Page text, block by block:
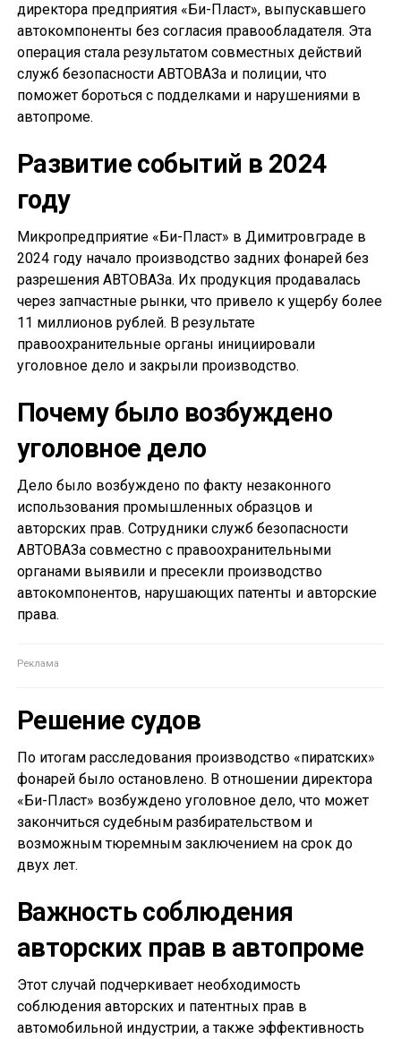
директора предприятия «Би-Пласт», выпускавшего
автокомпоненты без согласия правообладателя. Эта
операция стала результатом совместных действий
служб безопасности АВТОВАЗа и полиции, что
поможет бороться с подделками и нарушениями в
автопроме.
Развитие событий в 2024
году
Микропредприятие «Би-Пласт» в Димитровграде в
2024 году начало производство задних фонарей без
разрешения АВТОВАЗа. Их продукция продавалась
через запчастные рынки, что привело к ущербу более
11 миллионов рублей. В результате
правоохранительные органы инициировали
уголовное дело и закрыли производство.
Почему было возбуждено
уголовное дело
Дело было возбуждено по факту незаконного
использования промышленных образцов и
авторских прав. Сотрудники служб безопасности
АВТОВАЗа совместно с правоохранительными
органами выявили и пресекли производство
автокомпонентов, нарушающих патенты и авторские
права.
Решение судов
По итогам расследования производство «пиратских»
фонарей было остановлено. В отношении директора
«Би-Пласт» возбуждено уголовное дело, что может
закончиться судебным разбирательством и
возможным тюремным заключением на срок до
двух лет.
Важность соблюдения
авторских прав в автопроме
Этот случай подчеркивает необходимость
соблюдения авторских и патентных прав в
автомобильной индустрии, а также эффективность